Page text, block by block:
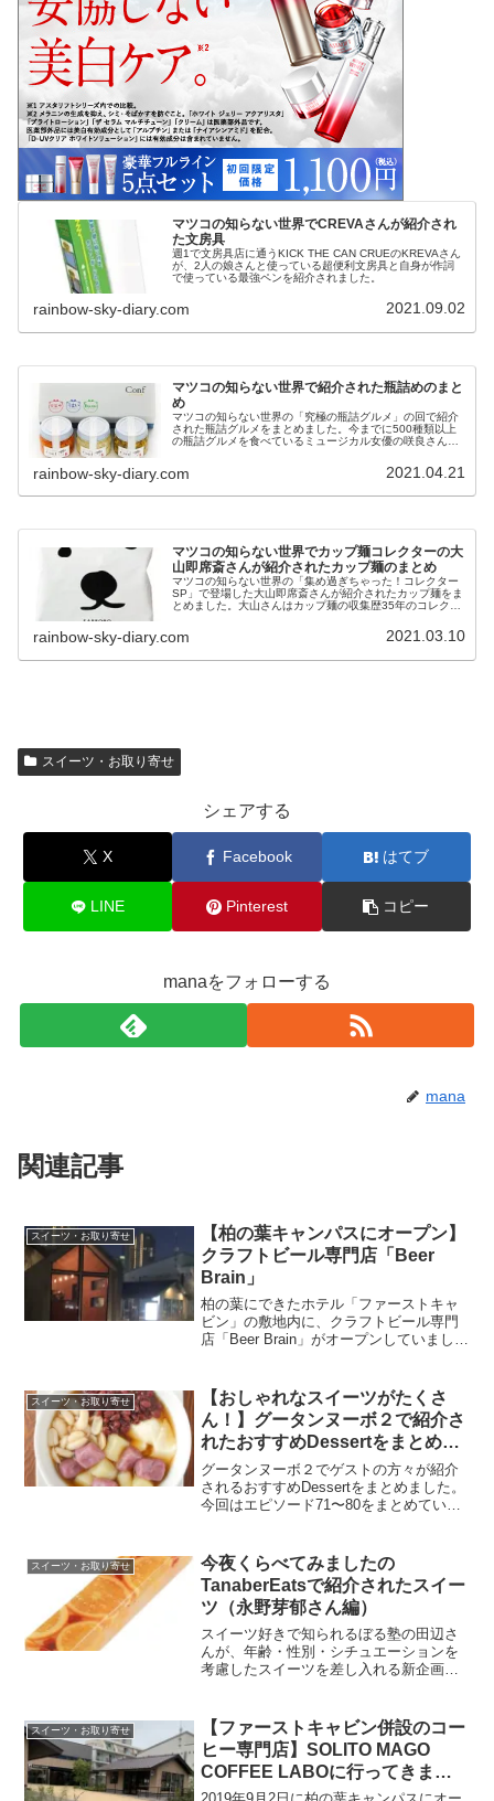
マツコの知らない世界でCREVAさんが紹介され
た文房具
週1で文房具店に通うKICK THE CAN CRUEのKREVAさん
が、2人の娘さんと使っている超便利文房具と自身が作詞
で使っている最強ペンを紹介されました。
rainbow-sky-diary.com 2021.09.02
マツコの知らない世界で紹介された瓶詰めのまと
め
マツコの知らない世界の「究極の瓶詰グルメ」の回で紹介
された瓶詰グルメをまとめました。今までに500種類以上
の瓶詰グルメを食べているミュージカル女優の咲良さんが
rainbow-sky-diary.com 2021.04.21
マツコの知らない世界でカップ麺コレクターの大
山即席斎さんが紹介されたカップ麺のまとめ
マツコの知らない世界の「集め過ぎちゃった！コレクター
SP」で登場した大山即席斎さんが紹介されたカップ麺をま
とめました。大山さんはカップ麺の収集歴35年のコレクタ
回の放送は以前放送されたもののダイジェスト版で、大山
さんのおすすめ味やちょい足しも紹介されています。
rainbow-sky-diary.com 2021.03.10
スイーツ・お取り寄せ
シェアする
X Facebook はてブ
LINE Pinterest コピー
manaをフォローする
mana
関連記事
スイーツ・お取り寄せ
【柏の葉キャンパスにオープン】
クラフトビール専門店「Beer
Brain」
柏の葉にできたホテル「ファーストキャ
ビン」の敷地内に、クラフトビール専門
店「Beer Brain」がオープンしていまし
MAGOに続き、色々新しいお店が増える
のは嬉しいですね！
スイーツ・お取り寄せ
【おしゃれなスイーツがたくさ
ん！】グータンヌーボ２で紹介さ
れたおすすめDessertをまとめま
した（エピソード71〜80）
グータンヌーボ２でゲストの方々が紹介
されるおすすめDessertをまとめました。
今回はエピソード71〜80をまとめていま
す。おしゃれなお店やスイーツを探して
いる方の参考になれば嬉しいです。
スイーツ・お取り寄せ
今夜くらべてみましたの
TanaberEatsで紹介されたスイー
ツ（永野芽郁さん編）
スイーツ好きで知られるぼる塾の田辺さ
んが、年齢・性別・シチュエーションを
考慮したスイーツを差し入れる新企画
今回は女優の永野芽郁さんのご注文でし
た。
スイーツ・お取り寄せ
【ファーストキャビン併設のコー
ヒー専門店】SOLITO MAGO
COFFEE LABOに行ってきまし
た